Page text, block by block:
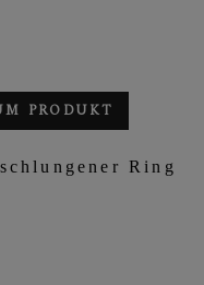
PRODUKT
Ring